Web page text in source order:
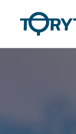
Ir a contenido
Mando,